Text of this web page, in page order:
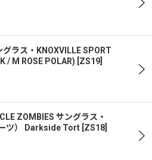
グラス・KNOXVILLE SPORT
/ M ROSE POLAR) [ZS19]
ZOMBIES サングラス・
ツ） Darkside Tort [ZS18]